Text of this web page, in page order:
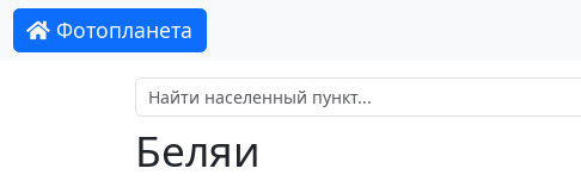
Фотопланета
Беляи